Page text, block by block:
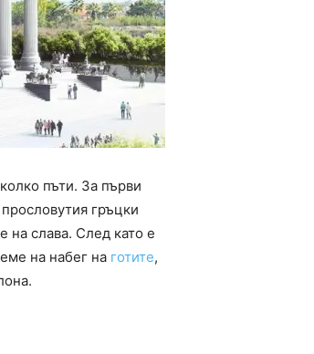
пъти. За първи
гръцки
на слава. След като е
на набег на готите,